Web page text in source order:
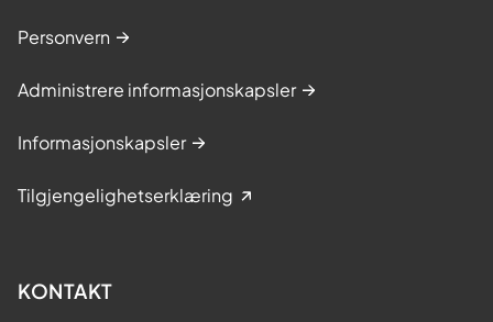
Personvern
Administrere informasjonskapsler
Informasjonskapsler
Tilgjengelighetserklæring
KONTAKT